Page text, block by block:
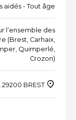
PROCHE
aidés - Tout âge
l’ensemble des
(Brest, Carhaix,
Quimperlé,
Crozon)
BREST